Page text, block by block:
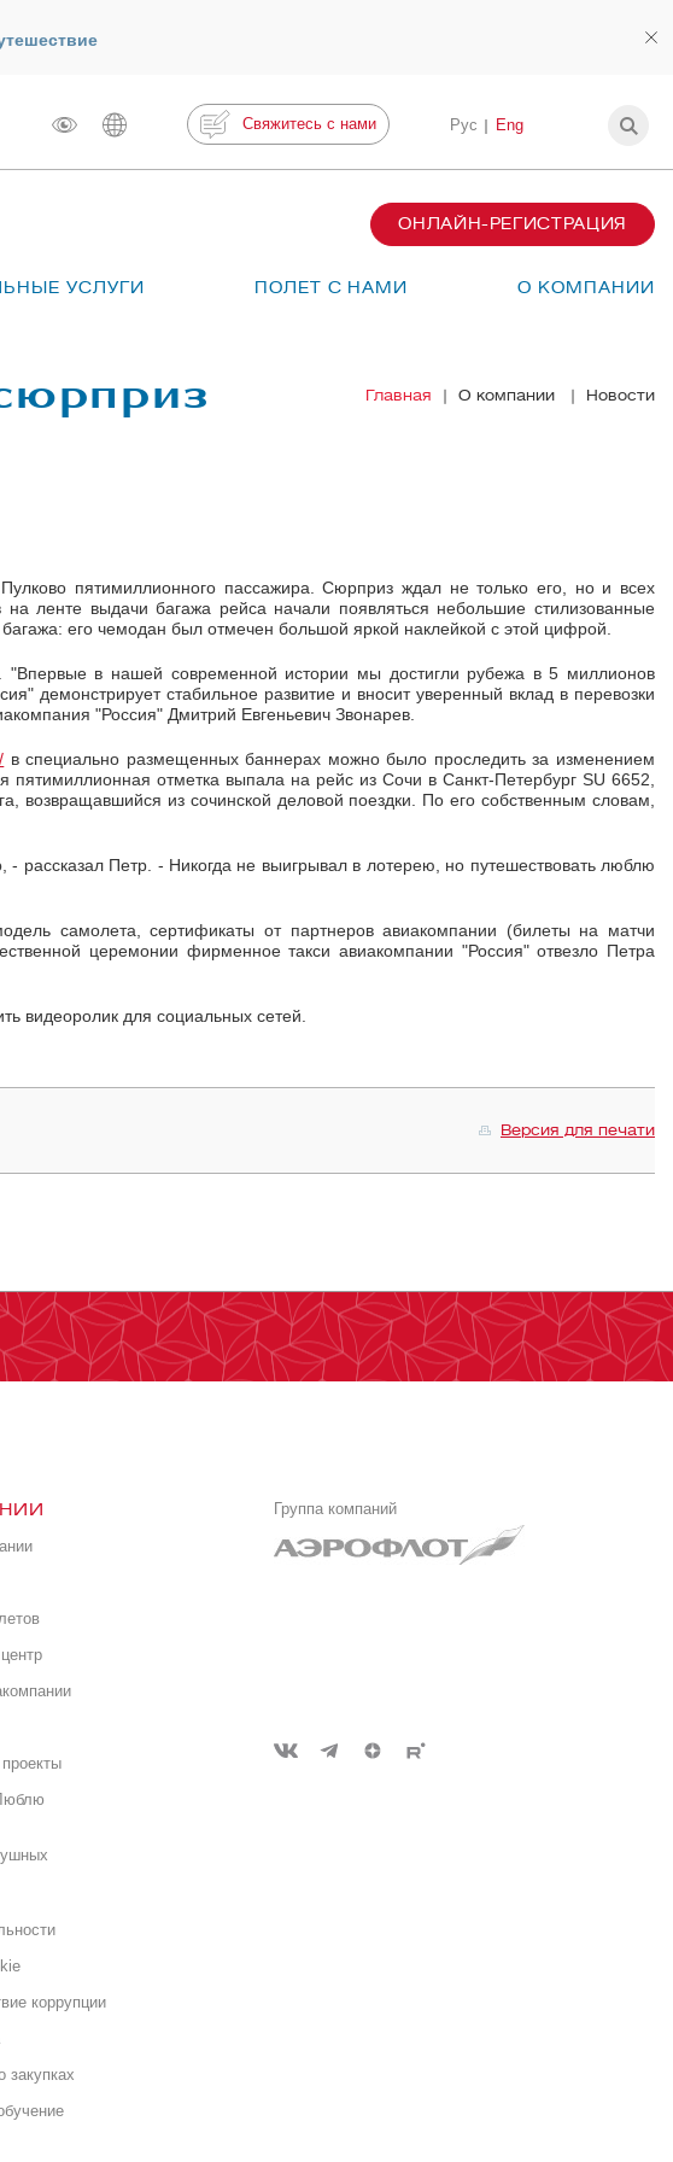
Свяжитесь с нами Рус Eng
ОНЛАЙН-РЕГИСТРАЦИЯ
УСЛУГИ ПОЛЕТ С НАМИ О КОМПАНИИ
Главная О компании Новости
пятимиллионного пассажира. Сюрприз ждал не только его, но и всех
ленте выдачи багажа рейса начали появляться небольшие стилизованные
его чемодан был отмечен большой яркой наклейкой с этой цифрой.
в нашей современной истории мы достигли рубежа в 5 миллионов
демонстрирует стабильное развитие и вносит уверенный вклад в перевозки
"Россия" Дмитрий Евгеньевич Звонарев.
в специально размещенных баннерах можно было проследить за изменением
отметка выпала на рейс из Сочи в Санкт-Петербург SU 6652,
из сочинской деловой поездки. По его собственным словам,
Петр. - Никогда не выигрывал в лотерею, но путешествовать люблю
самолета, сертификаты от партнеров авиакомпании (билеты на матчи
церемонии фирменное такси авиакомпании "Россия" отвезло Петра
видеоролик для социальных сетей.
Версия для печати
коррупции
Группа компаний